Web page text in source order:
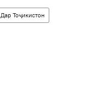
Дар Тоҷикистон